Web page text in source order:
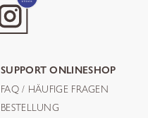
SUPPORT ONLINESHOP
FAQ / HÄUFIGE FRAGEN
BESTELLUNG